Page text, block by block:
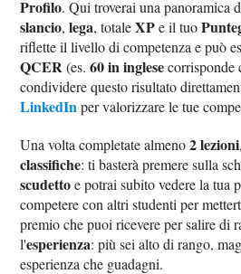
Profilo. Qui troverai una panoramica
slancio,lega, totaleXPe il tuo
riflette il livello di competenza e può
QCER (es.60 in inglesecorrisponde
condividere questo risultato
LinkedIn per valorizzare le tue
Una volta completate almeno2 lezioni
classifiche: ti basterà premere sulla
scudettoe potrai subito vedere la tua
competere con altri studenti per
premio che puoi ricevere per salire di
l'esperienza: più sei alto di rango,
esperienza che guadagni.